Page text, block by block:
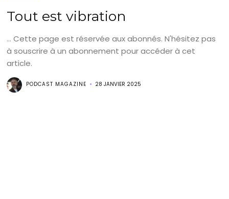
Tout est vibration
... Cette page est réservée aux abonnés. N'hésitez pas
à souscrire à un abonnement pour accéder à cet
article.
PODCAST MAGAZINE 28 JANVIER 2025